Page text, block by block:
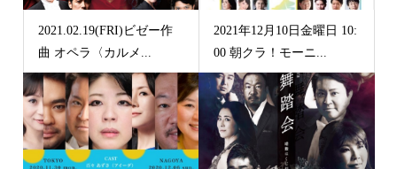
2021.02.19(FRI)ビゼー作
曲 オペラ〈カルメ...
2021年12月10日金曜日 10:
00 朝クラ！モーニ...